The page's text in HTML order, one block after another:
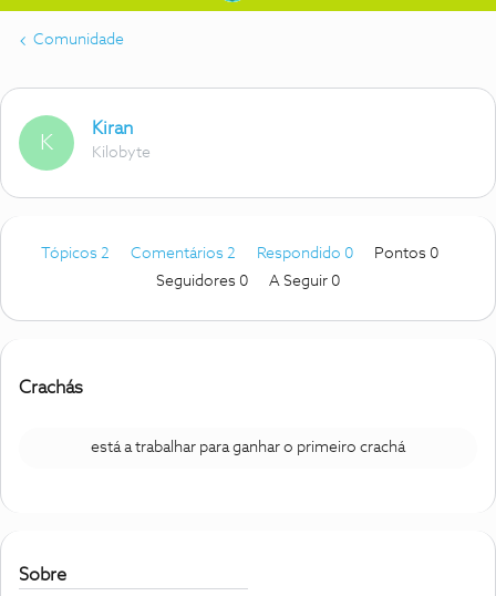
Comunidade
K
Kiran
Kilobyte
Tópicos 2 Comentários 2 Respondido 0
Pontos 0
Seguidores 0 A Seguir 0
Crachás
está a trabalhar para ganhar o primeiro crachá
Sobre